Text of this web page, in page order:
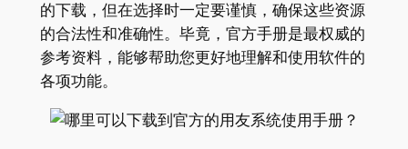
的下载，但在选择时一定要谨慎，确保这些资源
的合法性和准确性。毕竟，官方手册是最权威的
参考资料，能够帮助您更好地理解和使用软件的
各项功能。